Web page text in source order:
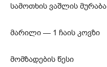
სამოთხის ვაშლის მურაბა
მარილი — 1 ჩაის კოვზი
მომზადების წესი